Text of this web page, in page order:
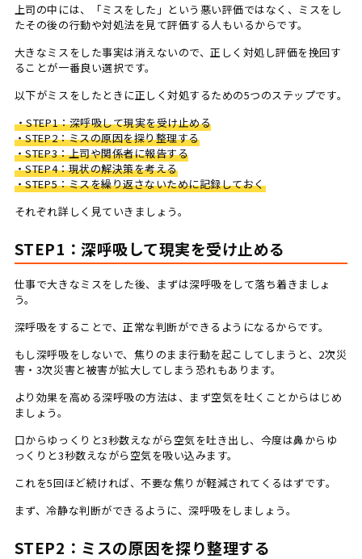
上司の中には、「ミスをした」という悪い評価ではなく、ミスをし
たその後の行動や対処法を見て評価する人もいるからです。
大きなミスをした事実は消えないので、正しく対処し評価を挽回す
ることが一番良い選択です。
以下がミスをしたときに正しく対処するための5つのステップです。
・STEP1：深呼吸して現実を受け止める
・STEP2：ミスの原因を探り整理する
・STEP3：上司や関係者に報告する
・STEP4：現状の解決策を考える
・STEP5：ミスを繰り返さないために記録しておく
それぞれ詳しく見ていきましょう。
STEP1：深呼吸して現実を受け止める
仕事で大きなミスをした後、まずは深呼吸をして落ち着きましょ
う。
深呼吸をすることで、正常な判断ができるようになるからです。
もし深呼吸をしないで、焦りのまま行動を起こしてしまうと、2次災
害・3次災害と被害が拡大してしまう恐れもあります。
より効果を高める深呼吸の方法は、まず空気を吐くことからはじめ
ましょう。
口からゆっくりと3秒数えながら空気を吐き出し、今度は鼻からゆ
っくりと3秒数えながら空気を吸い込みます。
これを5回ほど続ければ、不要な焦りが軽減されてくるはずです。
まず、冷静な判断ができるように、深呼吸をしましょう。
STEP2：ミスの原因を探り整理する